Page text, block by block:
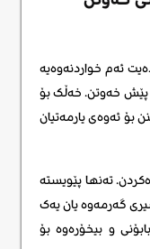
ئەم خواردنەوەیە
پێش خەوتن. خەڵک بۆ
بۆ ئەوەی یارمەتیان
تەنها پێویستە
گەرمەوە یان یەک
و بیخۆرەوە بۆ